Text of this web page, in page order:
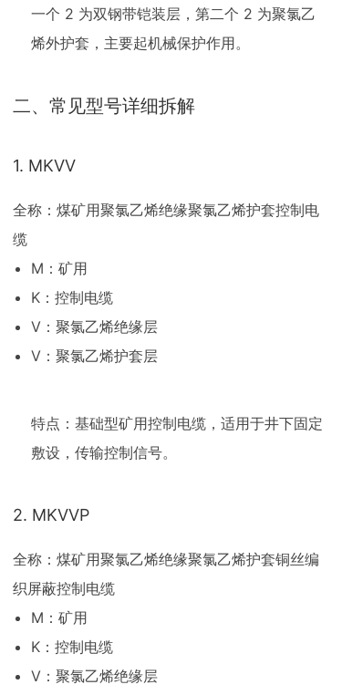
一个 2 为双钢带铠装层，第二个 2 为聚氯乙
烯外护套，主要起机械保护作用。
二、常见型号详细拆解
1. MKVV
全称：煤矿用聚氯乙烯绝缘聚氯乙烯护套控制电
缆
M：矿用
K：控制电缆
V：聚氯乙烯绝缘层
V：聚氯乙烯护套层
特点：基础型矿用控制电缆，适用于井下固定
敷设，传输控制信号。
2. MKVVP
全称：煤矿用聚氯乙烯绝缘聚氯乙烯护套铜丝编
织屏蔽控制电缆
M：矿用
K：控制电缆
V：聚氯乙烯绝缘层